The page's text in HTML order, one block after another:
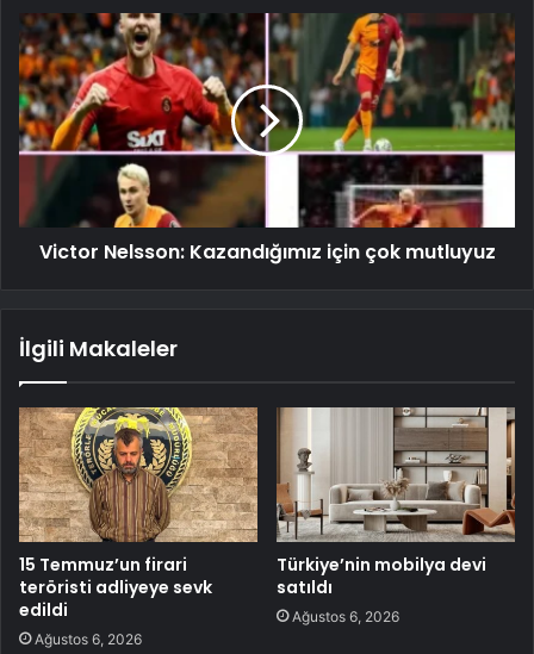
Victor Nelsson: Kazandığımız için çok mutluyuz
İlgili Makaleler
15 Temmuz’un firari
teröristi adliyeye sevk
edildi
Ağustos 6, 2026
Türkiye’nin mobilya devi
satıldı
Ağustos 6, 2026